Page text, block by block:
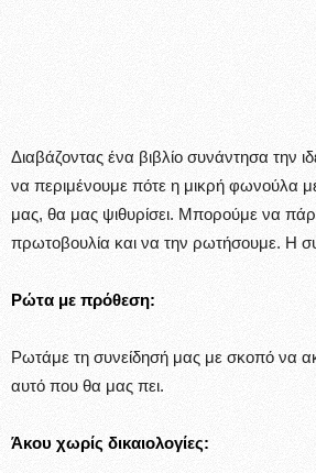
Διαβάζοντας ένα βιβλίο συνάντησα την
να περιμένουμε πότε η μικρή φωνούλα
μας, θα μας ψιθυρίσει. Μπορούμε να
πρωτοβουλία και να την ρωτήσουμε. Η
Ρώτα με πρόθεση:
Ρωτάμε τη συνείδησή μας με σκοπό να
αυτό που θα μας πει.
Άκου χωρίς δικαιολογίες: